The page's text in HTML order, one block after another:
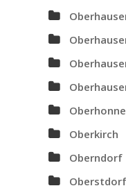
Oberkirch
Oberndorf
Oberstdorf